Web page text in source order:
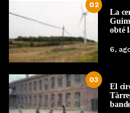
02
La
obté
6,
03
El